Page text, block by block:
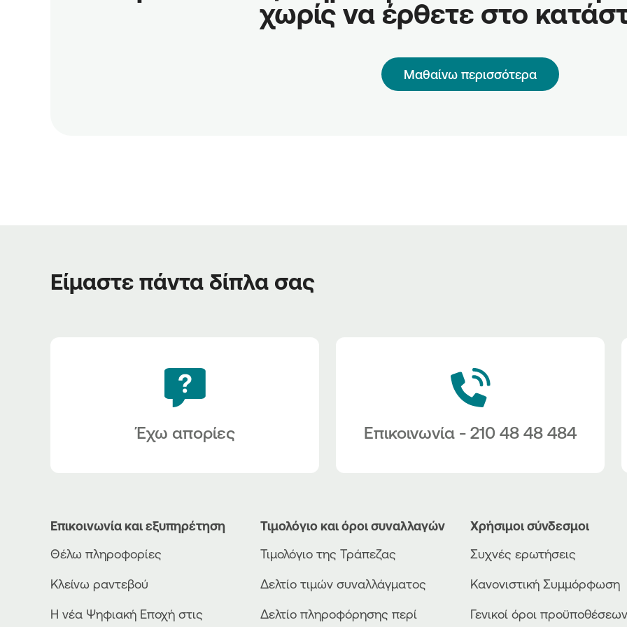
χωρίς να έρθετε στο
Μαθαίνω περισσότερα
Είμαστε πάντα δίπλα σας
Έχω απορίες Επικοινωνία - 210 48 48 484
Επικοινωνία και εξυπηρέτηση
Θέλω πληροφορίες
Κλείνω ραντεβού
Η νέα Ψηφιακή Εποχή στις
Τιμολόγιο και όροι συναλλαγών
Τιμολόγιο της Τράπεζας
Δελτίο τιμών συναλλάγματος
Δελτίο πληροφόρησης περί
Χρήσιμοι σύνδεσμοι
Συχνές ερωτήσεις
Κανονιστική Συμμόρφωση
Γενικοί όροι προϋποθέσεων